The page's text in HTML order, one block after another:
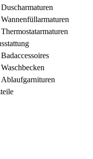
Duscharmaturen
Wannenfüllarmaturen
Thermostatarmaturen
Badaccessoires
Waschbecken
Ablaufgarnituren